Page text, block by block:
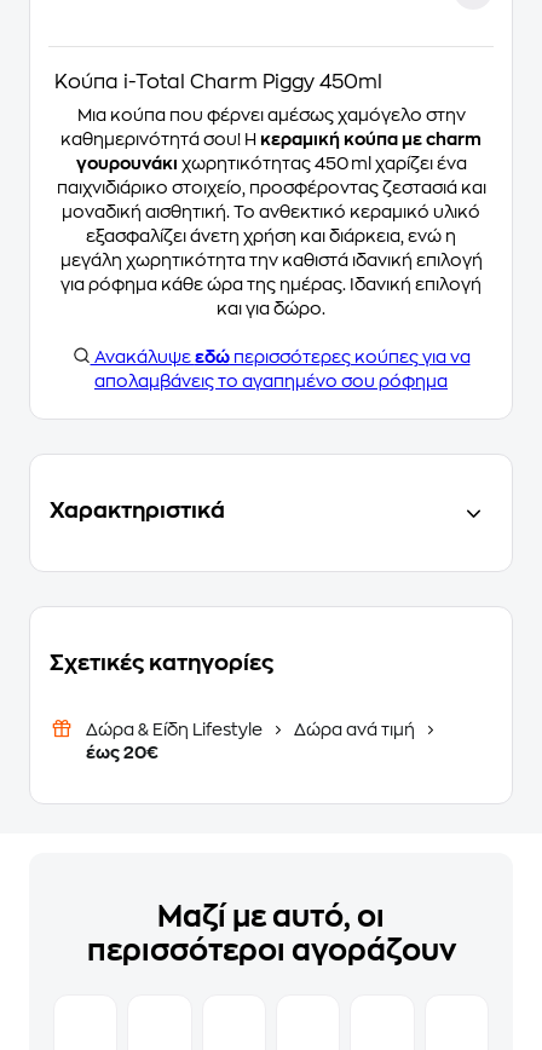
Κούπα i-Total Charm Piggy 450ml
Μια κούπα που φέρνει αμέσως χαμόγελο στην
καθημερινότητά σου! Η κεραμική κούπα με charm
γουρουνάκι χωρητικότητας 450 ml χαρίζει ένα
παιχνιδιάρικο στοιχείο, προσφέροντας ζεστασιά και
μοναδική αισθητική. Το ανθεκτικό κεραμικό υλικό
εξασφαλίζει άνετη χρήση και διάρκεια, ενώ η
μεγάλη χωρητικότητα την καθιστά ιδανική επιλογή
για ρόφημα κάθε ώρα της ημέρας. Ιδανική επιλογή
και για δώρο.
Ανακάλυψε εδώπερισσότερες κούπες για να
απολαμβάνεις το αγαπημένο σου ρόφημα
Χαρακτηριστικά
Σχετικές κατηγορίες
Δώρα & Είδη Lifestyle
Δώρα ανά τιμή
έως 20€
Μαζί με αυτό, οι
περισσότεροι αγοράζουν